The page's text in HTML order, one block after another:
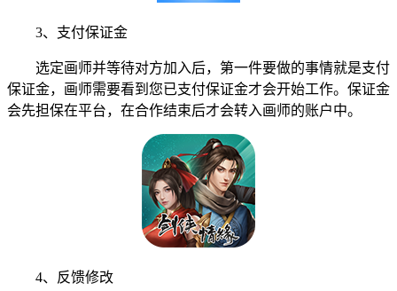
3、支付保证金
选定画师并等待对方加入后，第一件要做的事情就是支付
保证金，画师需要看到您已支付保证金才会开始工作。保证金
会先担保在平台，在合作结束后才会转入画师的账户中。
4、反馈修改